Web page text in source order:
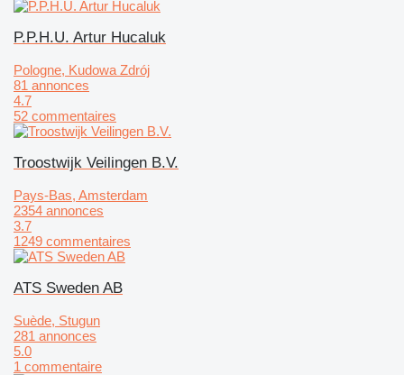
P.P.H.U. Artur Hucaluk
Pologne, Kudowa Zdrój
81 annonces
4.7
52 commentaires
Troostwijk Veilingen B.V.
Pays-Bas, Amsterdam
2354 annonces
3.7
1249 commentaires
ATS Sweden AB
Suède, Stugun
281 annonces
5.0
1 commentaire